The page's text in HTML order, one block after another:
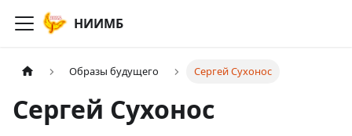
НИИМБ
Образы будущего Сергей Сухонос
Сергей Сухонос